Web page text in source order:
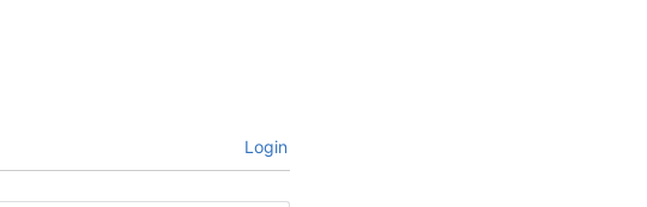
Login